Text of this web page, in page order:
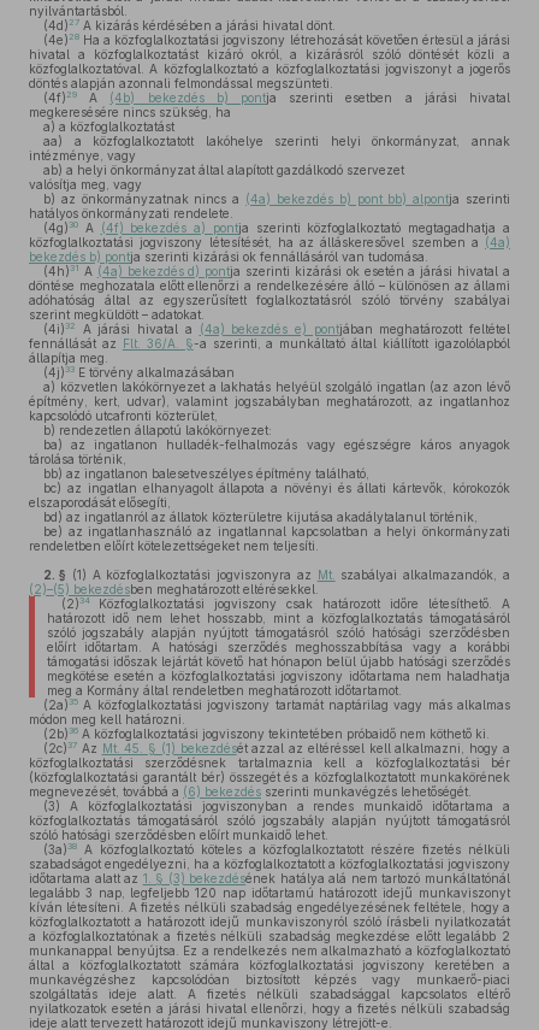
nyilvántartásból.
(4d) 27 A kizárás kérdésében a járási hivatal dönt.
(4e) 28 Ha a közfoglalkoztatási jogviszony létrehozását követően értesül a járási
hivatal a közfoglalkoztatást kizáró okról, a kizárásról szóló döntését közli a
közfoglalkoztatóval. A közfoglalkoztató a közfoglalkoztatási jogviszonyt a jogerős
döntés alapján azonnali felmondással megszünteti.
(4f) 29 A (4b) bekezdés b) pontja szerinti esetben a járási hivatal
megkeresésére nincs szükség, ha
a) a közfoglalkoztatást
aa) a közfoglalkoztatott lakóhelye szerinti helyi önkormányzat, annak
intézménye, vagy
ab) a helyi önkormányzat által alapított gazdálkodó szervezet
valósítja meg, vagy
b) az önkormányzatnak nincs a (4a) bekezdés b) pont bb) alpontja szerinti
hatályos önkormányzati rendelete.
(4g) 30 A (4f) bekezdés a) pontja szerinti közfoglalkoztató megtagadhatja a
közfoglalkoztatási jogviszony létesítését, ha az álláskeresővel szemben a (4a)
bekezdés b) pontja szerinti kizárási ok fennállásáról van tudomása.
(4h) 31 A (4a) bekezdés d) pontja szerinti kizárási ok esetén a járási hivatal a
döntése meghozatala előtt ellenőrzi a rendelkezésére álló – különösen az állami
adóhatóság által az egyszerűsített foglalkoztatásról szóló törvény szabályai
szerint megküldött – adatokat.
(4i) 32 A járási hivatal a (4a) bekezdés e) pontjában meghatározott feltétel
fennállását az Flt. 36/A. §-a szerinti, a munkáltató által kiállított igazolólapból
állapítja meg.
(4j) 33 E törvény alkalmazásában
a) közvetlen lakókörnyezet a lakhatás helyéül szolgáló ingatlan (az azon lévő
építmény, kert, udvar), valamint jogszabályban meghatározott, az ingatlanhoz
kapcsolódó utcafronti közterület,
b) rendezetlen állapotú lakókörnyezet:
ba) az ingatlanon hulladék-felhalmozás vagy egészségre káros anyagok
tárolása történik,
bb) az ingatlanon balesetveszélyes építmény található,
bc) az ingatlan elhanyagolt állapota a növényi és állati kártevők, kórokozók
elszaporodását elősegíti,
bd) az ingatlanról az állatok közterületre kijutása akadálytalanul történik,
be) az ingatlanhasználó az ingatlannal kapcsolatban a helyi önkormányzati
rendeletben előírt kötelezettségeket nem teljesíti.
2. § (1) A közfoglalkoztatási jogviszonyra az Mt.
szabályai alkalmazandók, a
(2)–(5) bekezdésben meghatározott eltérésekkel.
(2) 34Közfoglalkoztatási jogviszony csak határozott időre létesíthető. A
határozott idő nem lehet hosszabb, mint a közfoglalkoztatás támogatásáról
szóló jogszabály alapján nyújtott támogatásról szóló hatósági szerződésben
előírt időtartam. A hatósági szerződés meghosszabbítása vagy a korábbi
támogatási időszak lejártát követő hat hónapon belül újabb hatósági szerződés
megkötése esetén a közfoglalkoztatási jogviszony időtartama nem haladhatja
meg a Kormány által rendeletben meghatározott időtartamot.
(2a) 35 A közfoglalkoztatási jogviszony tartamát naptárilag vagy más alkalmas
módon meg kell határozni.
(2b) 36 A közfoglalkoztatási jogviszony tekintetében próbaidő nem köthető ki.
(2c) 37 Az Mt. 45. § (1) bekezdését azzal az eltéréssel kell alkalmazni, hogy a
közfoglalkoztatási szerződésnek tartalmaznia kell a közfoglalkoztatási bér
(közfoglalkoztatási garantált bér) összegét és a közfoglalkoztatott munkakörének
megnevezését, továbbá a (6) bekezdés szerinti munkavégzés lehetőségét.
(3) A közfoglalkoztatási jogviszonyban a rendes munkaidő időtartama a
közfoglalkoztatás támogatásáról szóló jogszabály alapján nyújtott támogatásról
szóló hatósági szerződésben előírt munkaidő lehet.
(3a) 38
A közfoglalkoztató köteles a közfoglalkoztatott részére fizetés nélküli
szabadságot engedélyezni, ha a közfoglalkoztatott a közfoglalkoztatási jogviszony
időtartama alatt az 1. § (3) bekezdésének hatálya alá nem tartozó munkáltatónál
legalább 3 nap, legfeljebb 120 nap időtartamú határozott idejű munkaviszonyt
kíván létesíteni. A fizetés nélküli szabadság engedélyezésének feltétele, hogy a
közfoglalkoztatott a határozott idejű munkaviszonyról szóló írásbeli nyilatkozatát
a közfoglalkoztatónak a fizetés nélküli szabadság megkezdése előtt legalább 2
munkanappal benyújtsa. Ez a rendelkezés nem alkalmazható a közfoglalkoztató
által a közfoglalkoztatott számára közfoglalkoztatási jogviszony keretében a
munkavégzéshez kapcsolódóan biztosított képzés vagy munkaerő-piaci
szolgáltatás ideje alatt. A fizetés nélküli szabadsággal kapcsolatos eltérő
nyilatkozatok esetén a járási hivatal ellenőrzi, hogy a fizetés nélküli szabadság
ideje alatt tervezett határozott idejű munkaviszony létrejött-e.